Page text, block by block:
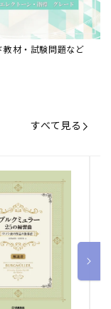
教材・試験問題など
すべて見る